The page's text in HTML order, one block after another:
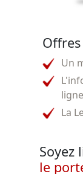
Un
ligne
La
Soyez
le